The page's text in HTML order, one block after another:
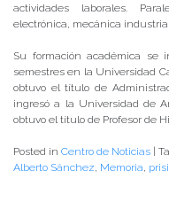
actividades laborales.
electrónica, mecánica
Su formación académica se
semestres en la Universidad
obtuvo el título de
ingresó a la Universidad de
obtuvo el título de Profesor de
Posted in Centro de Noticias
Alberto Sánchez, Memoria,